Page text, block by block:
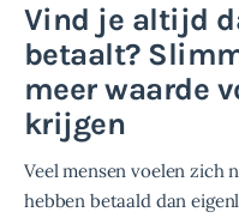
Vind je altijd
betaalt?
meer waarde
krijgen
Veel mensen voelen zich
hebben betaald dan